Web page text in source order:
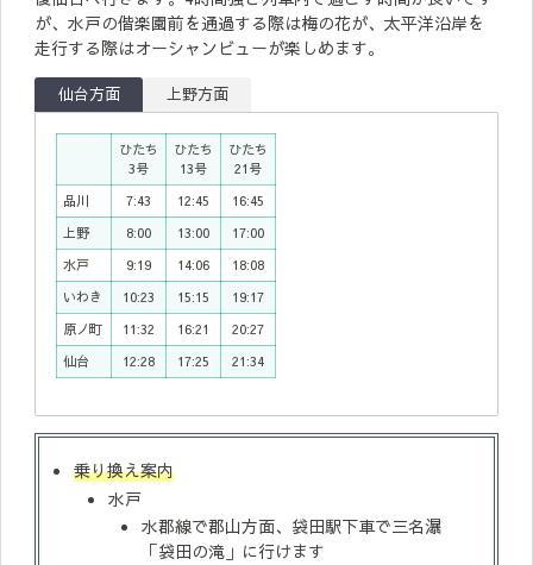
が、水戸の偕楽園前を通過する際は梅の花が、太平洋沿岸を
走行する際はオーシャンビューが楽しめます。
仙台方面 上野方面
ひたち
3号
ひたち
13号
ひたち
21号
品川
7:43 12:45
16:45
上野
8:00 13:00
17:00
水戸
9:19 14:06
18:08
いわき
10:23 15:15
19:17
原ノ町
11:32 16:21
20:27
仙台
12:28 17:25 21:34
乗り換え案内
水戸
水郡線で郡山方面、袋田駅下車で三名瀑
「袋田の滝」に行けます